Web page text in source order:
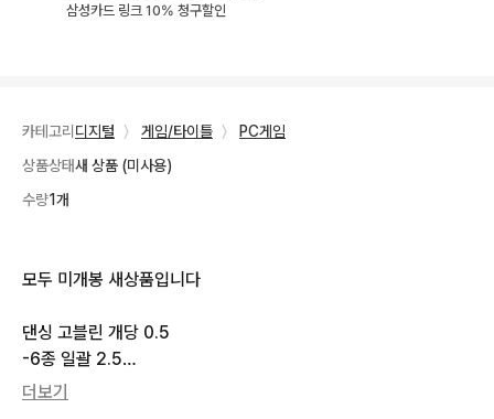
삼성카드 링크 10% 청구할인
카테고리 디지털 〉 게임/타이틀 〉
PC게임
상품상태새 상품 (미사용)
수량1개
모두 미개봉 새상품입니다
댄싱 고블린 개당 0.5
-6종 일괄 2.5
더보기